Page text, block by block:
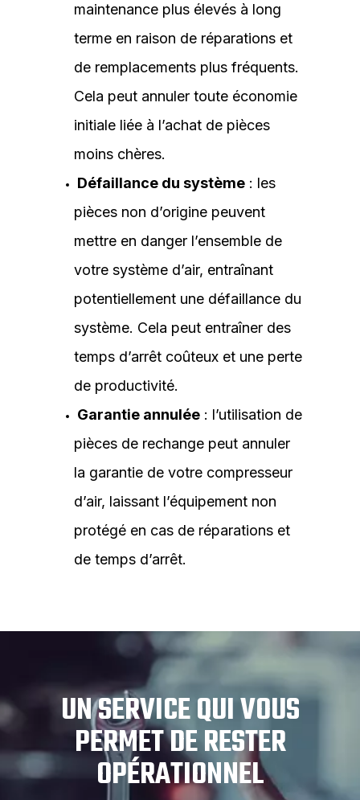
maintenance plus élevés à long
terme en raison de réparations et
de remplacements plus fréquents.
Cela peut annuler toute économie
initiale liée à l’achat de pièces
moins chères.
Défaillance du système : les
pièces non d’origine peuvent
mettre en danger l’ensemble de
votre système d’air, entraînant
potentiellement une défaillance du
système. Cela peut entraîner des
temps d’arrêt coûteux et une perte
de productivité.
Garantie annulée : l’utilisation de
pièces de rechange peut annuler
la garantie de votre compresseur
d’air, laissant l’équipement non
protégé en cas de réparations et
de temps d’arrêt.
UN SERVICE QUI VOUS
PERMET DE RESTER
OPÉRATIONNEL